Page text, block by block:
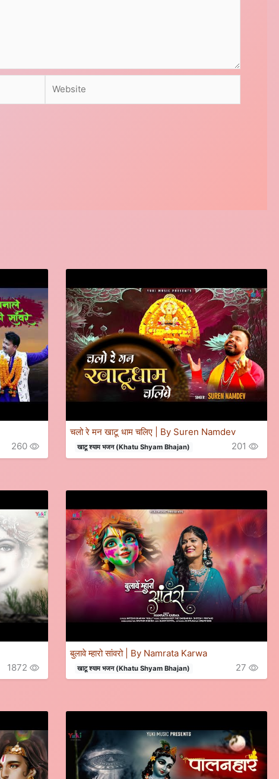
260
चलो रे मन खाटू धाम चलिए | By Suren Namdev
खाटू श्याम भजन (Khatu Shyam Bhajan) 201
1872
बुलावे म्हारो सांवरो | By Namrata Karwa
खाटू श्याम भजन (Khatu Shyam Bhajan) 27